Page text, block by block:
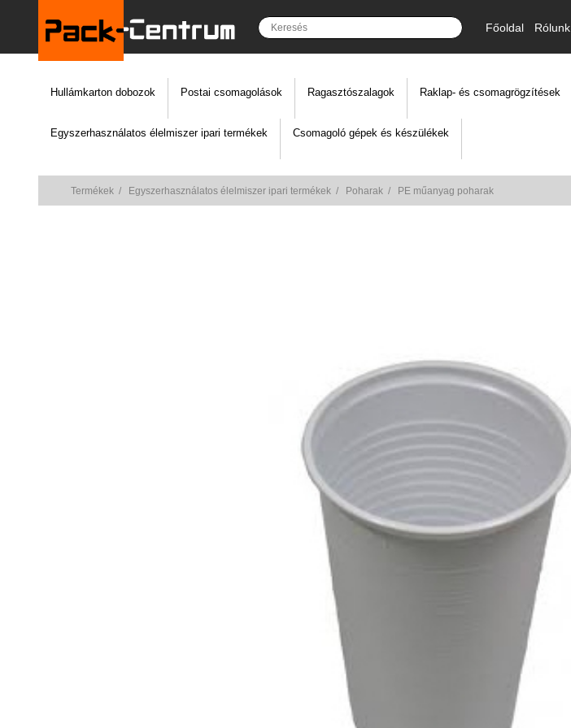
Főoldal Rólunk
Hullámkarton dobozok Postai csomagolások Ragasztószalagok Raklap- és csomagrögzítések
Egyszerhasználatos élelmiszer ipari termékek Csomagoló gépek és készülékek
Termékek / Egyszerhasználatos élelmiszer ipari termékek / Poharak / PE műanyag poharak